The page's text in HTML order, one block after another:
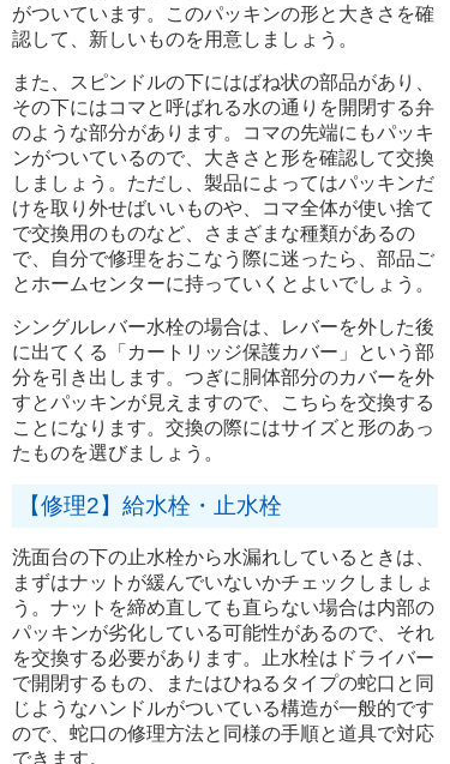
がついています。このパッキンの形と大きさを確
認して、新しいものを用意しましょう。
また、スピンドルの下にはばね状の部品があり、
その下にはコマと呼ばれる水の通りを開閉する弁
のような部分があります。コマの先端にもパッキ
ンがついているので、大きさと形を確認して交換
しましょう。ただし、製品によってはパッキンだ
けを取り外せばいいものや、コマ全体が使い捨て
で交換用のものなど、さまざまな種類があるの
で、自分で修理をおこなう際に迷ったら、部品ご
とホームセンターに持っていくとよいでしょう。
シングルレバー水栓の場合は、レバーを外した後
に出てくる「カートリッジ保護カバー」という部
分を引き出します。つぎに胴体部分のカバーを外
すとパッキンが見えますので、こちらを交換する
ことになります。交換の際にはサイズと形のあっ
たものを選びましょう。
【修理2】給水栓・止水栓
洗面台の下の止水栓から水漏れしているときは、
まずはナットが緩んでいないかチェックしましょ
う。ナットを締め直しても直らない場合は内部の
パッキンが劣化している可能性があるので、それ
を交換する必要があります。止水栓はドライバー
で開閉するもの、またはひねるタイプの蛇口と同
じようなハンドルがついている構造が一般的です
ので、蛇口の修理方法と同様の手順と道具で対応
できます。